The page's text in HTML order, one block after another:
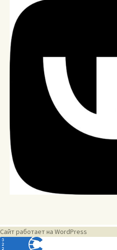
Сайт работает на WordPress